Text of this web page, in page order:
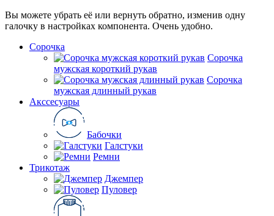
Вы можете убрать её или вернуть обратно, изменив одну
галочку в настройках компонента. Очень удобно.
Сорочка
Сорочка
мужская короткий рукав
Сорочка
мужская длинный рукав
Акссесуары
Бабочки
Галстуки
Ремни
Трикотаж
Джемпер
Пуловер